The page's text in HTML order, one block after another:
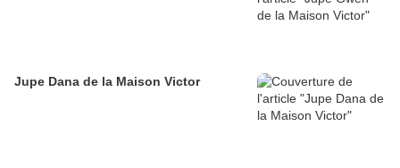
Jupe Dana de la Maison Victor